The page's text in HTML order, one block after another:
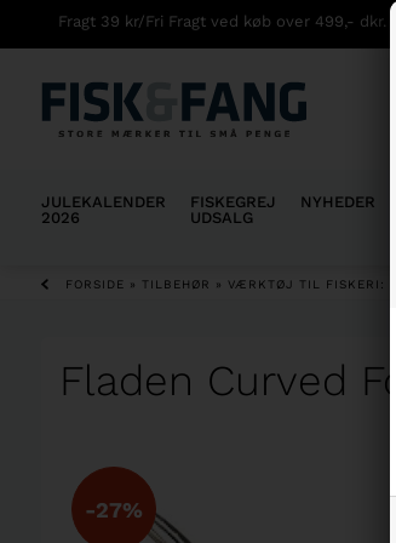
Fragt 39 kr/Fri Fragt ved køb over 499,- dkr.
JULEKALENDER
2026
FISKEGREJ
UDSALG
NYHEDER
FORSIDE » TILBEHØR » VÆRKTØJ TIL FISKERI:
Fladen Curved
-27%